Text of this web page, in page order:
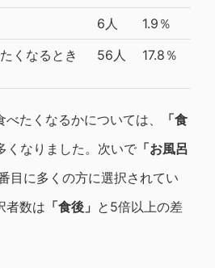
6人
1.9％
くなるとき
56人 17.8％
たくなるかについては、
「食
くなりました。次いで 「お風呂
目に多くの方に選択されてい
者数は 「食後」 と5倍以上の差